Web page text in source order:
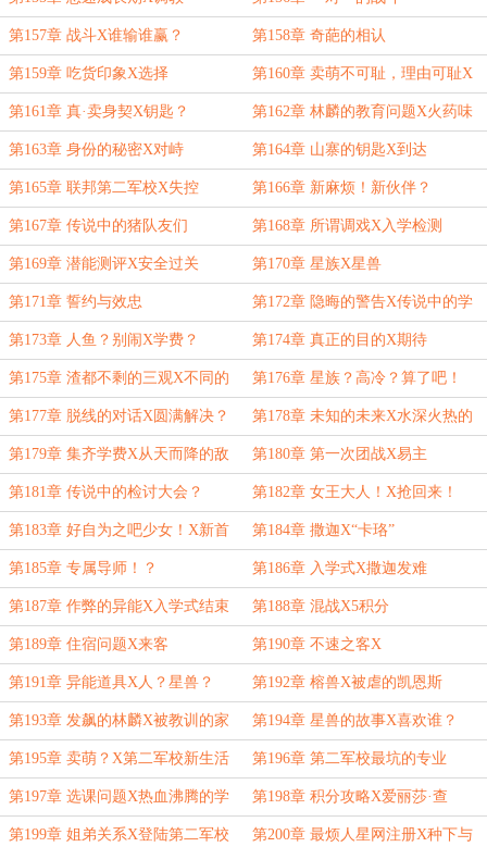
第157章 战斗X谁输谁赢？ 第158章 奇葩的相认
第159章 吃货印象X选择 第160章 卖萌不可耻，理由可耻X
契约
第161章 真·卖身契X钥匙？ 第162章 林麟的教育问题X火药味
第163章 身份的秘密X对峙 第164章 山寨的钥匙X到达
第165章 联邦第二军校X失控 第166章 新麻烦！新伙伴？
第167章 传说中的猪队友们 第168章 所谓调戏X入学检测
第169章 潜能测评X安全过关 第170章 星族X星兽
第171章 誓约与效忠 第172章 隐晦的警告X传说中的学
生证？
第173章 人鱼？别闹X学费？ 第174章 真正的目的X期待
第175章 渣都不剩的三观X不同的
声音
第176章 星族？高冷？算了吧！
第177章 脱线的对话X圆满解决？ 第178章 未知的未来X水深火热的
日子
第179章 集齐学费X从天而降的敌
人
第180章 第一次团战X易主
第181章 传说中的检讨大会？ 第182章 女王大人！X抢回来！
第183章 好自为之吧少女！X新首
席
第184章 撒迦X“卡珞”
第185章 专属导师！？ 第186章 入学式X撒迦发难
第187章 作弊的异能X入学式结束 第188章 混战X5积分
第189章 住宿问题X来客 第190章 不速之客X
第191章 异能道具X人？星兽？ 第192章 榕兽X被虐的凯恩斯
第193章 发飙的林麟X被教训的家
伙们
第194章 星兽的故事X喜欢谁？
第195章 卖萌？X第二军校新生活 第196章 第二军校最坑的专业
第197章 选课问题X热血沸腾的学
员
第198章 积分攻略X爱丽莎·查
第199章 姐弟关系X登陆第二军校 第200章 最烦人星网注册X种下与